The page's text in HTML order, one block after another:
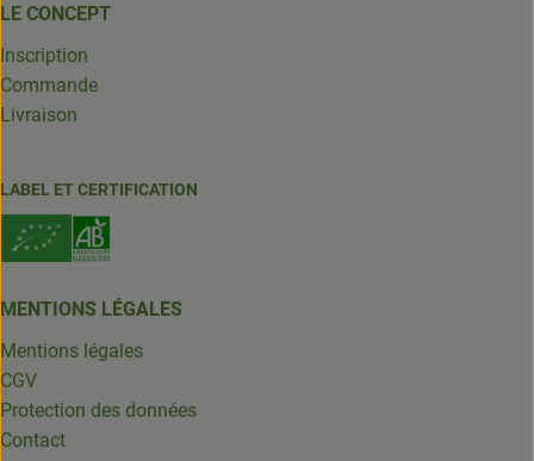
LE CONCEPT
Inscription
Commande
Livraison
LABEL ET CERTIFICATION
MENTIONS LÉGALES
Mentions légales
CGV
Protection des données
Contact